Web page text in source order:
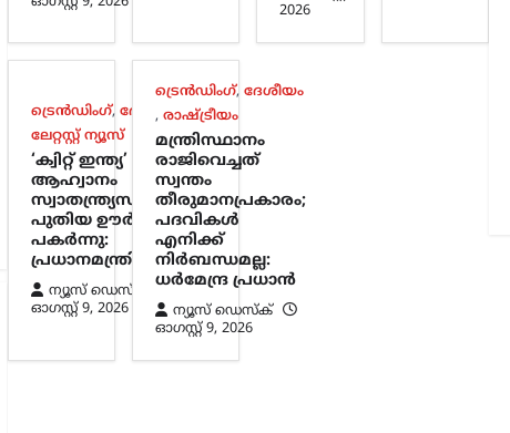
2026
ട്രെൻഡിംഗ്, ദേശീയം,
ലേറ്റസ്റ്റ് ന്യൂസ്
‘ക്വിറ്റ് ഇന്ത്യ’
ആഹ്വാനം
സ്വാതന്ത്ര്യസമരത്തിന്
പുതിയ ഊർജ്ജം
പകർന്നു:
പ്രധാനമന്ത്രി മോദി
ന്യൂസ് ഡെസ്ക്
ഓഗസ്റ്റ്‌ 9, 2026
ട്രെൻഡിംഗ്, ദേശീയം
, രാഷ്ട്രീയം
മന്ത്രിസ്ഥാനം
രാജിവെച്ചത്
സ്വന്തം
തീരുമാനപ്രകാരം;
പദവികൾ
എനിക്ക്
നിർബന്ധമല്ല:
ധർമേന്ദ്ര പ്രധാൻ
ന്യൂസ് ഡെസ്ക്
ഓഗസ്റ്റ്‌ 9, 2026